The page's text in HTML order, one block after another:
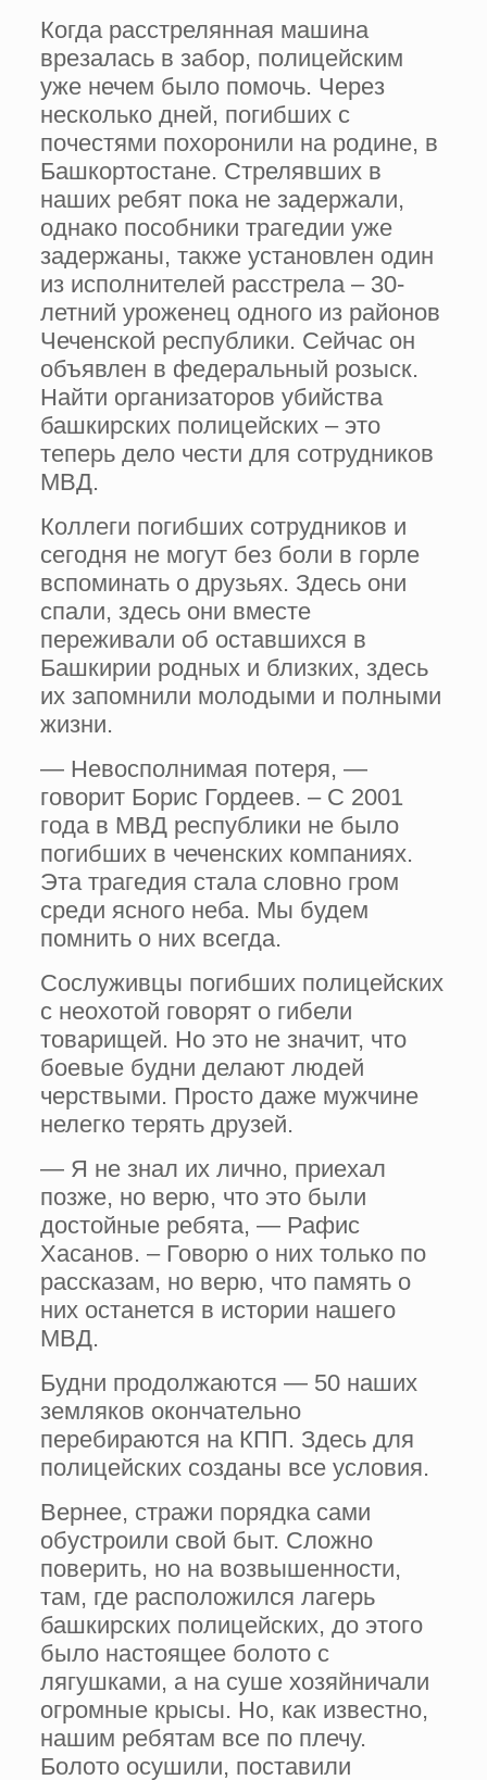
Когда расстрелянная машина
врезалась в забор, полицейским
уже нечем было помочь. Через
несколько дней, погибших с
почестями похоронили на родине, в
Башкортостане. Стрелявших в
наших ребят пока не задержали,
однако пособники трагедии уже
задержаны, также установлен один
из исполнителей расстрела – 30-
летний уроженец одного из районов
Чеченской республики. Сейчас он
объявлен в федеральный розыск.
Найти организаторов убийства
башкирских полицейских – это
теперь дело чести для сотрудников
МВД.
Коллеги погибших сотрудников и
сегодня не могут без боли в горле
вспоминать о друзьях. Здесь они
спали, здесь они вместе
переживали об оставшихся в
Башкирии родных и близких, здесь
их запомнили молодыми и полными
жизни.
— Невосполнимая потеря, —
говорит Борис Гордеев. – С 2001
года в МВД республики не было
погибших в чеченских компаниях.
Эта трагедия стала словно гром
среди ясного неба. Мы будем
помнить о них всегда.
Сослуживцы погибших полицейских
с неохотой говорят о гибели
товарищей. Но это не значит, что
боевые будни делают людей
черствыми. Просто даже мужчине
нелегко терять друзей.
— Я не знал их лично, приехал
позже, но верю, что это были
достойные ребята, — Рафис
Хасанов. – Говорю о них только по
рассказам, но верю, что память о
них останется в истории нашего
МВД.
Будни продолжаются — 50 наших
земляков окончательно
перебираются на КПП. Здесь для
полицейских созданы все условия.
Вернее, стражи порядка сами
обустроили свой быт. Сложно
поверить, но на возвышенности,
там, где расположился лагерь
башкирских полицейских, до этого
было настоящее болото с
лягушками, а на суше хозяйничали
огромные крысы. Но, как известно,
нашим ребятам все по плечу.
Болото осушили, поставили